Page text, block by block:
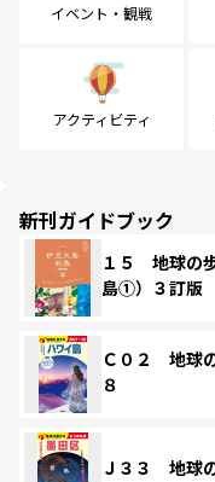
イベント・観戦
アクティビティ
新刊ガイドブック
１５ 地球の
島①）３訂版
Ｃ０２ 地球
８
Ｊ３３ 地球